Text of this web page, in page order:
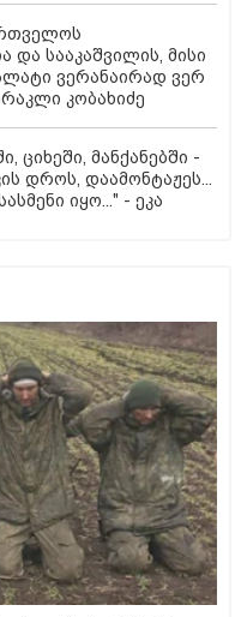
და სააკაშვილის, მისი
ვერანაირად ვერ
კობახიძე
ციხეში, მანქანებში -
დროს, დაამონტაჟეს...
იყო..." - ეკა